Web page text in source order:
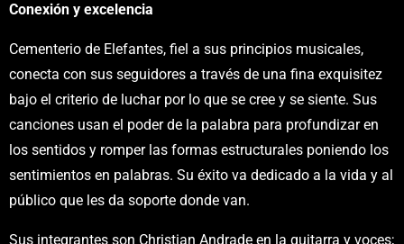
Conexión y excelencia
Cementerio de Elefantes, fiel a sus principios musicales,
conecta con sus seguidores a través de una fina exquisitez
bajo el criterio de luchar por lo que se cree y se siente. Sus
canciones usan el poder de la palabra para profundizar en
los sentidos y romper las formas estructurales poniendo los
sentimientos en palabras. Su éxito va dedicado a la vida y al
público que les da soporte donde van.
Sus integrantes son Christian Andrade en la guitarra y voces;